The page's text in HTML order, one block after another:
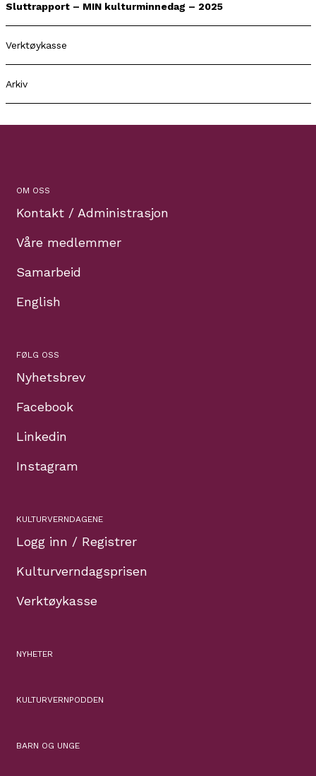
Sluttrapport – MIN kulturminnedag – 2025
Verktøykasse
Arkiv
OM OSS
Kontakt / Administrasjon
Våre medlemmer
Samarbeid
English
FØLG OSS
Nyhetsbrev
Facebook
Linkedin
Instagram
KULTURVERNDAGENE
Logg inn / Registrer
Kulturverndagsprisen
Verktøykasse
NYHETER
KULTURVERNPODDEN
BARN OG UNGE